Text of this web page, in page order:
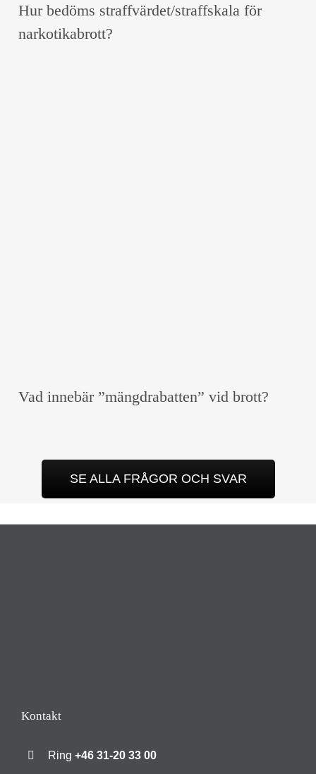
Hur bedöms straffvärdet/straffskala för
narkotikabrott?
Vad innebär ”mängdrabatten” vid brott?
SE ALLA FRÅGOR OCH SVAR
Kontakt
Ring+46 31-20 33 00